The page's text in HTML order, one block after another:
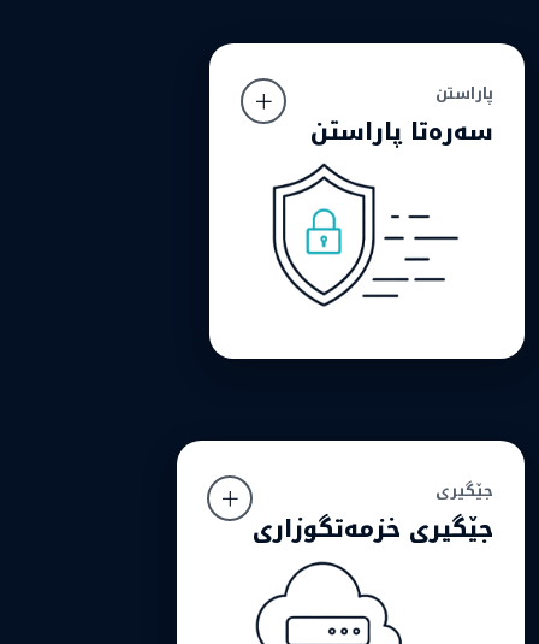
پاراستن
سەرەتا پاراستن
لەبەر ئەوەی ڕەگی کۆمپانیاکە لە ئاسایشی
سایبەرییەوە دەستی پێکردووە، پاراستنی ماڵپەڕ و
سێرڤەرەکان هێشتا بەشێکی بنەڕەتی شێوازی
جێگیری
جێگیری خزمەتگوزاریجێگیری خزمەتگوزاری
سەرکەوتنی هەر ماڵپەڕێک لە بەردەستبوونی بەردەوام و
خێرایی گەیشتنی میوانەکانەوە دەست پێ دەکات، بۆیە
پێش هەموو شتێک جەخت لەسەر متمانەپێکراوی